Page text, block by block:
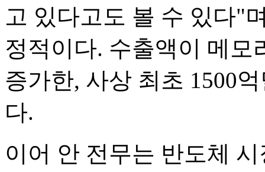
고 있다고도 볼 수 있다"
정적이다. 수출액이 메모
증가한, 사상 최초 1500
다.
이어 안 전무는 반도체